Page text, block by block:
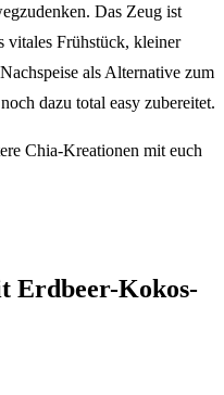
Das Zeug ist
vitales Frühstück, kleiner
als Alternative zum
dazu total easy zubereitet.
Chia-Kreationen mit euch
Erdbeer-Kokos-